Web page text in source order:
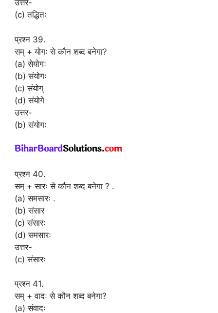
उत्तर-
(c) तद्धितः
प्रश्न 39.
सम् + योगः से कौन शब्द बनेगा?
(a) सेयोगः
(b) संयोगः
(c) संयोग्
(d) संयोगे
उत्तर-
(b) संयोगः
प्रश्न 40.
सम् + सारः से कौन शब्द बनेगा ? .
(a) समसारः .
(b) संसार
(c) संसारः
(d) समसारः
उत्तर-
(c) संसारः
प्रश्न 41.
सम् + वादः से कौन शब्द बनेगा?
(a) संवादः